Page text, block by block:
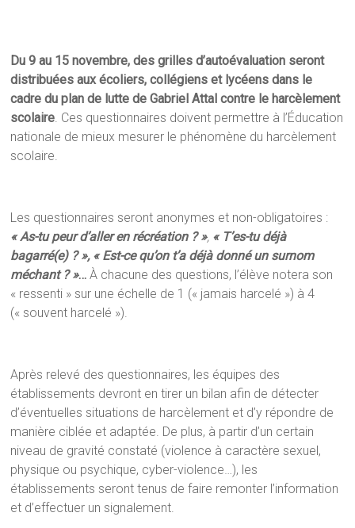
Du 9 au 15 novembre, des grilles d’autoévaluation seront
distribuées aux écoliers, collégiens et lycéens dans le
cadre du plan de lutte de Gabriel Attal contre le harcèlement
scolaire. Ces questionnaires doivent permettre à l’Éducation
nationale de mieux mesurer le phénomène du harcèlement
scolaire.
Les questionnaires seront anonymes et non-obligatoires :
« As-tu peur d’aller en récréation ? », « T’es-tu déjà
bagarré(e) ? », « Est-ce qu’on t’a déjà donné un surnom
méchant ? »… À chacune des questions, l’élève notera son
« ressenti » sur une échelle de 1 (« jamais harcelé ») à 4
(« souvent harcelé »).
Après relevé des questionnaires, les équipes des
établissements devront en tirer un bilan afin de détecter
d’éventuelles situations de harcèlement et d’y répondre de
manière ciblée et adaptée. De plus, à partir d’un certain
niveau de gravité constaté (violence à caractère sexuel,
physique ou psychique, cyber-violence…), les
établissements seront tenus de faire remonter l’information
et d’effectuer un signalement.